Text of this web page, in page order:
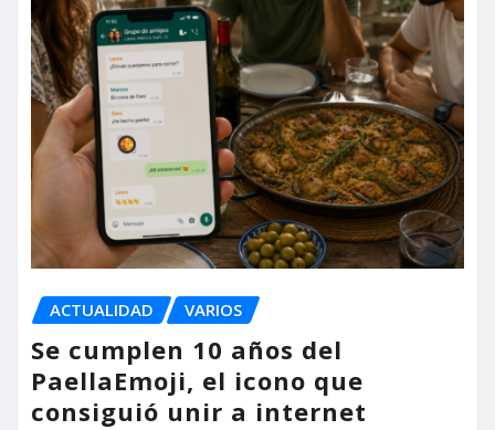
ACTUALIDAD VARIOS
Se cumplen 10 años del
PaellaEmoji, el icono que
consiguió unir a internet